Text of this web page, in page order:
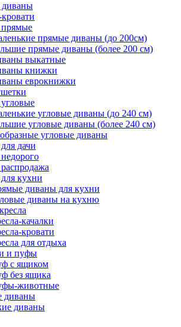
диваны
прямые диваны (до 200см)
прямые диваны (более 200 см)
выкатные
книжки
еврокнижки
угловые диваны (до 240 см)
угловые диваны (более 240 см)
угловые диваны
дачи
кухни
диваны для кухни
диваны на кухню
качалки
кровати
для отдыха
и пуфы
с ящиком
без ящика
животные
диваны
диваны